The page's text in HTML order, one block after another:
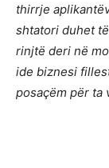
thirrje
shtatori duhet
rinjtë deri në
ide biznesi
posaçëm për ta